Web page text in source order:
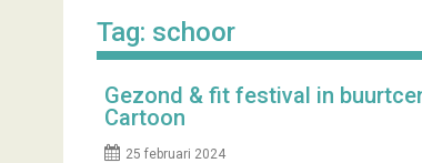
Tag: schoor
Gezond & fit festival in
Cartoon
25 februari 2024